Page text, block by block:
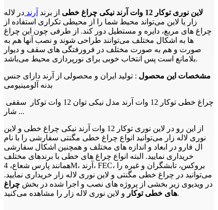
لاین نوری توکار 12 وات آرند نیکی چراغ خطی از برند آرند در لاله
زار یا لاین می‌تواند محیط شما را از محیطی تکراری استفاده از
چراغ های مربع، دایره و مستطیل دور کند. از طرفی چون این چراغ
ها به اشکال مختلف می‌توانند طراحی شوند و نصب آنها هم به
صورت و هم به صورت مختلف در فرورفتگی های سقف و دیوار
بلامانع است پس انتخاب خوبی برای نورپردازی محیط می‌باشد.
مشخصات این محصول : تولید ایران و محصولی از آرند دارای جنس
بدنه آلومینیومی
چراغ خطی توکار 12 وات آرند مدل نیکی توان 12 وات توکار سقفی
شار ...
از این رو در لاین نوری توکار 12 وات آرند نیکی چراغ خطی و لاین
نوری لاله زار می‌توانید انواع چراغ خطی مگنتی سفارشی را با نام
ال فارو در ابعاد و اندازه های مختلف و همچنین اشکال سفارشی
خریداری نمایید. البته انواع چراغ های خطی با برندهای مختلف
همانند پارس شعاع، 4M، آرند، FEC، بروکس، تابشگران و غیره را
می‌توانید در چراغ خطی مگنتی و لاین نوری لاله زار خریداری نمایید.
در ویدیوی زیر بخشی از پروژه های نصب و اجرا شده در بخش چراغ
های خطی توکارو لاین نوری لاله زار را مشاهده می‌کنید.